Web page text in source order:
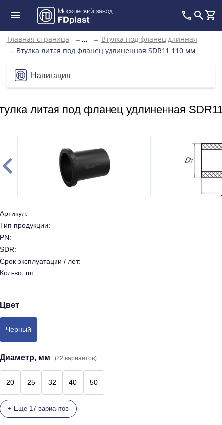
Главная страница → ... → Втулка под фланец длинная
→ Втулка литая под фланец удлиненная SDR11 110 мм
Навигация
литая под фланец удлиненная
Артикул:
Тип продукции:
PN:
SDR:
Срок эксплуатации / лет:
Кол-во, шт:
Цвет
Черный
Диаметр, мм (22 вариантов)
20 25 32 40 50
+ Еще 17 вариантов